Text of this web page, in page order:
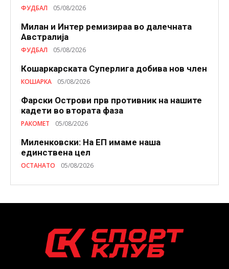
ФУДБАЛ 05/08/2026
Милан и Интер ремизираа во далечната
Австралија
ФУДБАЛ 05/08/2026
Кошаркарската Суперлига добива нов член
КОШАРКА 05/08/2026
Фарски Острови прв противник на нашите
кадети во втората фаза
РАКОМЕТ 05/08/2026
Миленковски: На ЕП имаме наша
единствена цел
ОСТАНАТО 05/08/2026